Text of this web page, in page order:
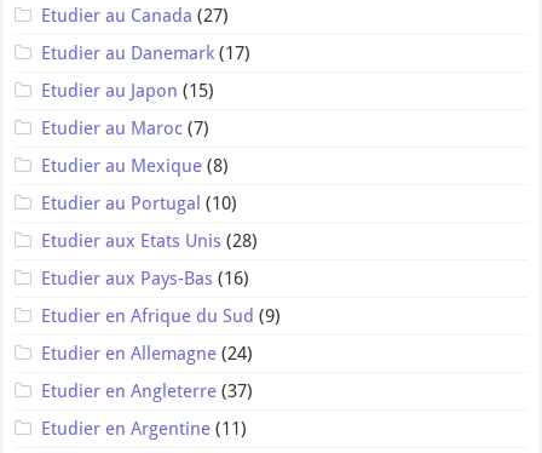
Etudier au Canada (27)
Etudier au Danemark (17)
Etudier au Japon (15)
Etudier au Maroc (7)
Etudier au Mexique (8)
Etudier au Portugal (10)
Etudier aux Etats Unis (28)
Etudier aux Pays-Bas (16)
Etudier en Afrique du Sud (9)
Etudier en Allemagne (24)
Etudier en Angleterre (37)
Etudier en Argentine (11)